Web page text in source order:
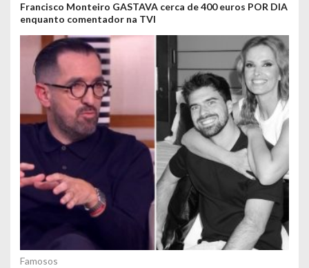
Francisco Monteiro GASTAVA cerca de 400 euros POR DIA
enquanto comentador na TVI
Famosos